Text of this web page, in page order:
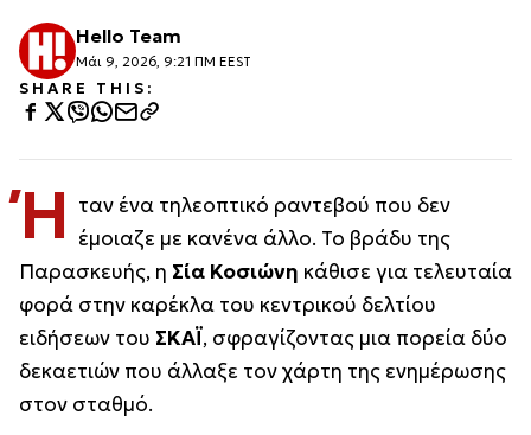
Hello Team
Μάι 9, 2026, 9:21 ΠΜ EEST
SHARE THIS:
Ή ταν ένα τηλεοπτικό ραντεβού που δεν
έμοιαζε με κανένα άλλο. Το βράδυ της
Παρασκευής, η Σία Κοσιώνη κάθισε για τελευταία
φορά στην καρέκλα του κεντρικού δελτίου
ειδήσεων του ΣΚΑΪ, σφραγίζοντας μια πορεία δύο
δεκαετιών που άλλαξε τον χάρτη της ενημέρωσης
στον σταθμό.